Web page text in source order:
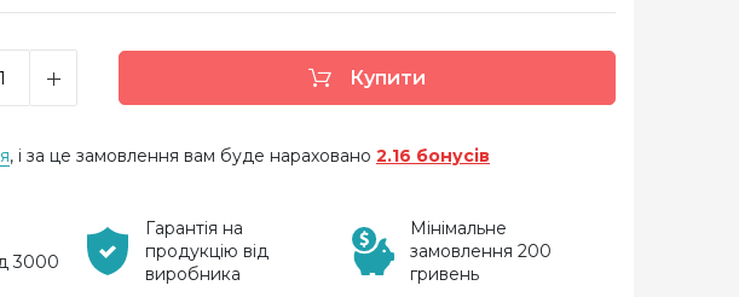
Купити
, і за це замовлення вам буде нараховано 2.16 бонусів
3000
Гарантія на
продукцію від
виробника
Мінімальне
замовлення 200
гривень